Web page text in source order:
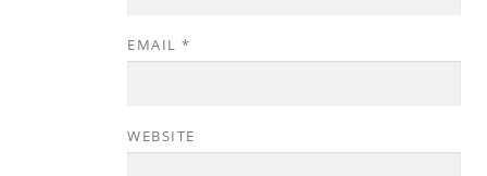
EMAIL *
WEBSITE